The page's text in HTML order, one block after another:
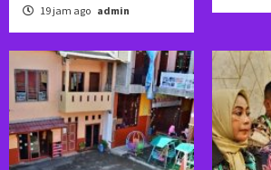
19 jam ago admin